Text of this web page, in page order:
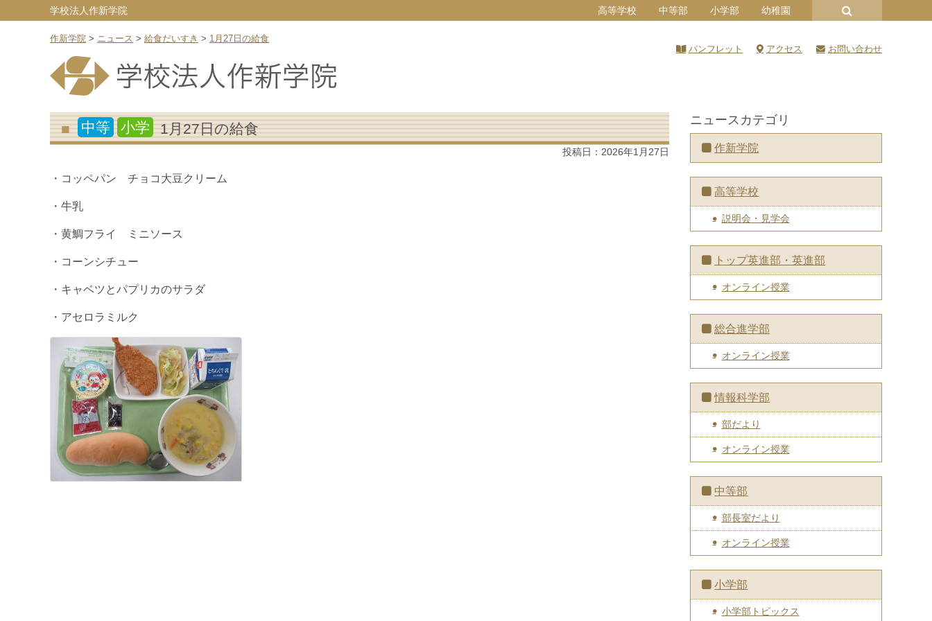
学校法人作新学院 高等学校 中等部 小学部 幼稚園
作新学院 > ニュース > 給食だいすき > 1月27日の給食
パンフレット
アクセス お問い合わせ
中等 小学 1月27日の給食
投稿日： 2026年1月27日
・コッペパン チョコ大豆クリーム
・牛乳
・黄鯛フライ ミニソース
・コーンシチュー
・キャベツとパプリカのサラダ
・アセロラミルク
ニュースカテゴリ
作新学院
高等学校
説明会・見学会
トップ英進部・英進部
オンライン授業
総合進学部
オンライン授業
情報科学部
部だより
オンライン授業
中等部
部長室だより
オンライン授業
小学部
小学部トピックス